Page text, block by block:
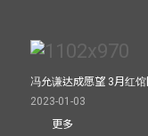
冯允谦达成愿望 3月红
2023-01-03
更多